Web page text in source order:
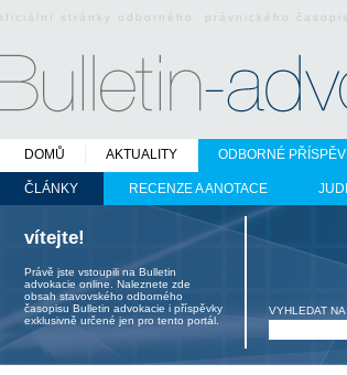
oficiální stránky odborného právnického
DOMŮ AKTUALITY ODBORNÉ
ČLÁNKY RECENZE A ANOTACE
vítejte!
Právě jste vstoupili na Bulletin
advokacie online. Naleznete zde
obsah stavovského odborného
časopisu Bulletin advokacie i příspěvky
exklusivně určené jen pro tento portál.
VYHLEDAT